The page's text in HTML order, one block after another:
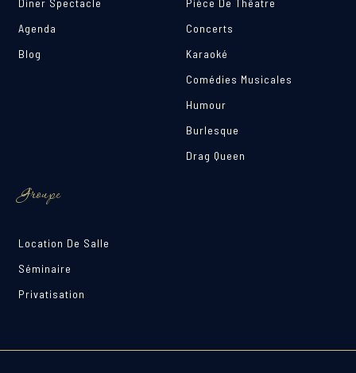
Diner Spectacle
Agenda
Blog
Pièce De Thêatre
Concerts
Karaoké
Comédies Musicales
Humour
Burlesque
Drag Queen
Groupe
Location De Salle
Séminaire
Privatisation